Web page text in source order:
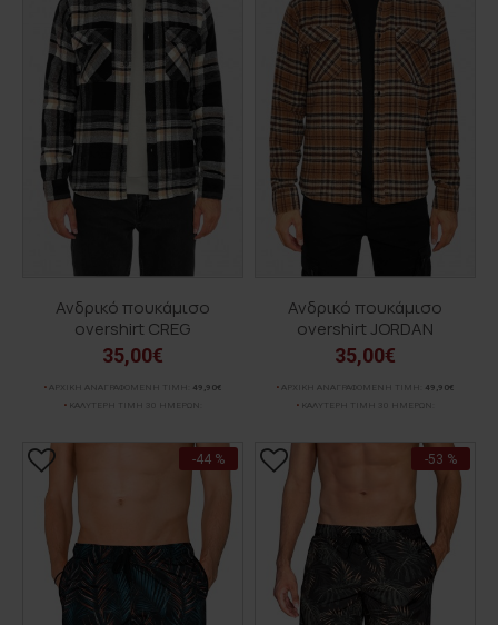
Ανδρικό πουκάμισο
overshirt CREG
35,00€
ΑΡΧΙΚΗ ΑΝΑΓΡΑΦΟΜΕΝΗ ΤΙΜΗ:
49,90€
ΚΑΛΥΤΕΡΗ ΤΙΜΗ 30 ΗΜΕΡΩΝ:
Ανδρικό πουκάμισο
overshirt JORDAN
35,00€
ΑΡΧΙΚΗ ΑΝΑΓΡΑΦΟΜΕΝΗ ΤΙΜΗ:
49,90€
ΚΑΛΥΤΕΡΗ ΤΙΜΗ 30 ΗΜΕΡΩΝ:
-44 % -53 %